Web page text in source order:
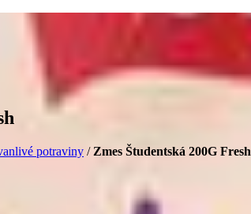
potraviny / Zmes Študentská 200G Fresh